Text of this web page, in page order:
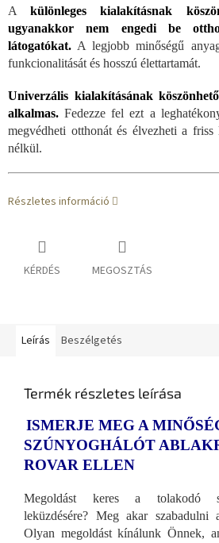
Akülönleges kialakításnak
ugyanakkor nem engedi be
látogatókat. A legjobb minőségű
funkcionalitását és hosszú élettartamát.
Univerzális kialakításának
alkalmas.Fedezze fel ezt a
megvédheti otthonát és élvezheti a friss
nélkül.
Részletes információ
KÉRDÉS MEGOSZTÁS
Leírás Beszélgetés
Termék részletes leírása
ISMERJE MEG A
SZÚNYOGHÁLÓT
ROVAR ELLEN
Megoldást keres a tolakodó
leküzdésére? Meg akar szabadulni
Olyan megoldást kínálunk Önnek,